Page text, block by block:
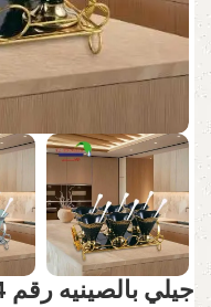
جيلي بالصينيه رقم 184